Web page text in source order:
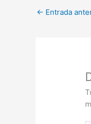
← Entrada